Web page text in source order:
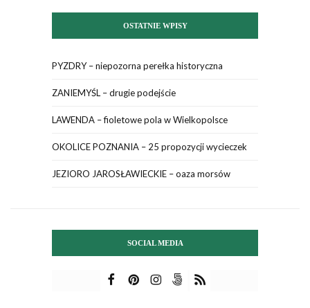
OSTATNIE WPISY
PYZDRY – niepozorna perełka historyczna
ZANIEMYŚL – drugie podejście
LAWENDA – fioletowe pola w Wielkopolsce
OKOLICE POZNANIA – 25 propozycji wycieczek
JEZIORO JAROSŁAWIECKIE – oaza morsów
SOCIAL MEDIA